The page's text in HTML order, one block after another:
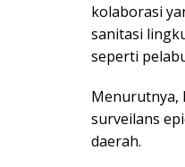
kolaborasi
sanitasi
seperti
Menurutnya,
surveilans
daerah.